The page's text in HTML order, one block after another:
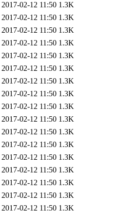
2017-02-12 11:50 1.3K
2017-02-12 11:50 1.3K
2017-02-12 11:50 1.3K
2017-02-12 11:50 1.3K
2017-02-12 11:50 1.3K
2017-02-12 11:50 1.3K
2017-02-12 11:50 1.3K
2017-02-12 11:50 1.3K
2017-02-12 11:50 1.3K
2017-02-12 11:50 1.3K
2017-02-12 11:50 1.3K
2017-02-12 11:50 1.3K
2017-02-12 11:50 1.3K
2017-02-12 11:50 1.3K
2017-02-12 11:50 1.3K
2017-02-12 11:50 1.3K
2017-02-12 11:50 1.3K